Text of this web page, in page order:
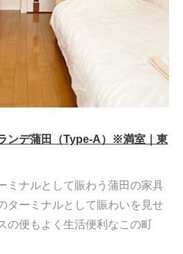
ンデ蒲田（Type-A）※満室｜東
ミナルとして賑わう蒲田の家具
ターミナルとして賑わいを見せ
の便もよく生活便利なこの町